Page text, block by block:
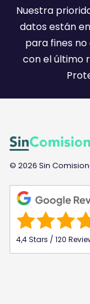
Nuestra
datos están
para fines
con el último
© 2026 Sin
4,4 Stars / 120